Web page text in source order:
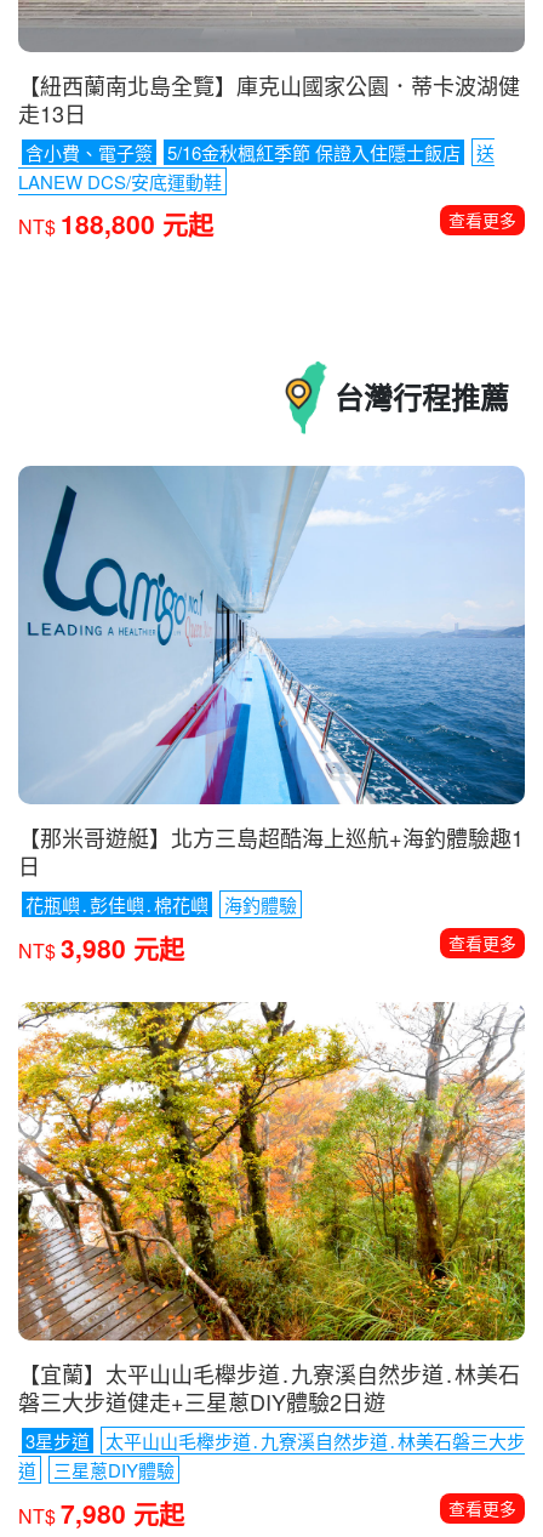
【紐西蘭南北島全覽】庫克山國家公園．蒂卡波湖健
含小費、電子簽 5/16金秋楓紅季節 保證入住隱士飯店
送
LANEW DCS/安底運動鞋
NT$188,800 元起
台灣行程推薦
【那米哥遊艇】北方三島超酷海上巡航+海釣體驗趣1
日
花瓶嶼․彭佳嶼․棉花嶼 海釣體驗
NT$3,980 元起 查看更多